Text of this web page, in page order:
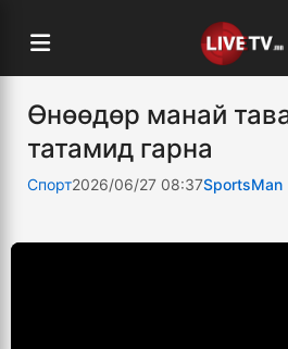
Өнөөдөр манай
татамид гарна
Спорт2026/06/27 08:37SportsMan